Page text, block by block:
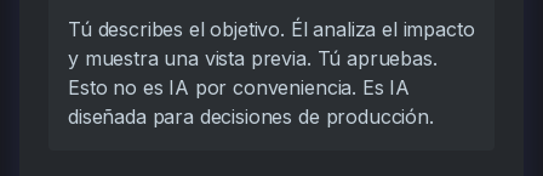
Tú describes el objetivo. Él analiza el impacto
y muestra una vista previa. Tú apruebas.
Esto no es IA por conveniencia. Es IA
diseñada para decisiones de producción.